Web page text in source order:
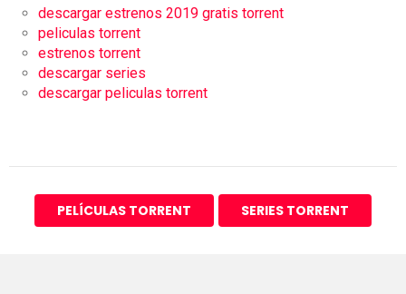
descargar estrenos 2019 gratis torrent
peliculas torrent
estrenos torrent
descargar series
descargar peliculas torrent
PELÍCULAS TORRENT SERIES TORRENT